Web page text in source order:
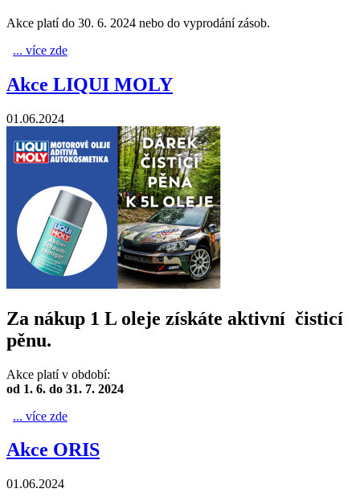
Akce platí do 30. 6. 2024 nebo do vyprodání zásob.
... více zde
Akce LIQUI MOLY
01.06.2024
Za nákup 1 L oleje získáte aktivní čisticí
pěnu.
Akce platí v období:
od 1. 6. do 31. 7. 2024
... více zde
Akce ORIS
01.06.2024